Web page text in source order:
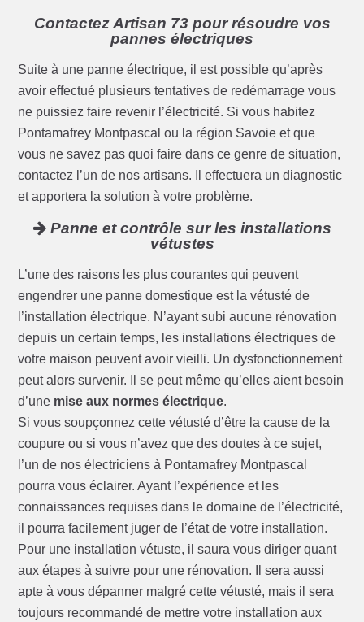
Contactez Artisan 73 pour résoudre vos
pannes électriques
Suite à une panne électrique, il est possible qu’après
avoir effectué plusieurs tentatives de redémarrage vous
ne puissiez faire revenir l’électricité. Si vous habitez
Pontamafrey Montpascal ou la région Savoie et que
vous ne savez pas quoi faire dans ce genre de situation,
contactez l’un de nos artisans. Il effectuera un diagnostic
et apportera la solution à votre problème.
Panne et contrôle sur les installations
vétustes
L’une des raisons les plus courantes qui peuvent
engendrer une panne domestique est la vétusté de
l’installation électrique. N’ayant subi aucune rénovation
depuis un certain temps, les installations électriques de
votre maison peuvent avoir vieilli. Un dysfonctionnement
peut alors survenir. Il se peut même qu’elles aient besoin
d’une mise aux normes électrique.
Si vous soupçonnez cette vétusté d’être la cause de la
coupure ou si vous n’avez que des doutes à ce sujet,
l’un de nos électriciens à Pontamafrey Montpascal
pourra vous éclairer. Ayant l’expérience et les
connaissances requises dans le domaine de l’électricité,
il pourra facilement juger de l’état de votre installation.
Pour une installation vétuste, il saura vous diriger quant
aux étapes à suivre pour une rénovation. Il sera aussi
apte à vous dépanner malgré cette vétusté, mais il sera
toujours recommandé de mettre votre installation aux